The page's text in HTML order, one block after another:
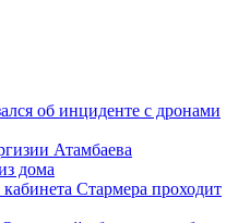
об инциденте с дронами
Атамбаева
дома
Стармера проходит